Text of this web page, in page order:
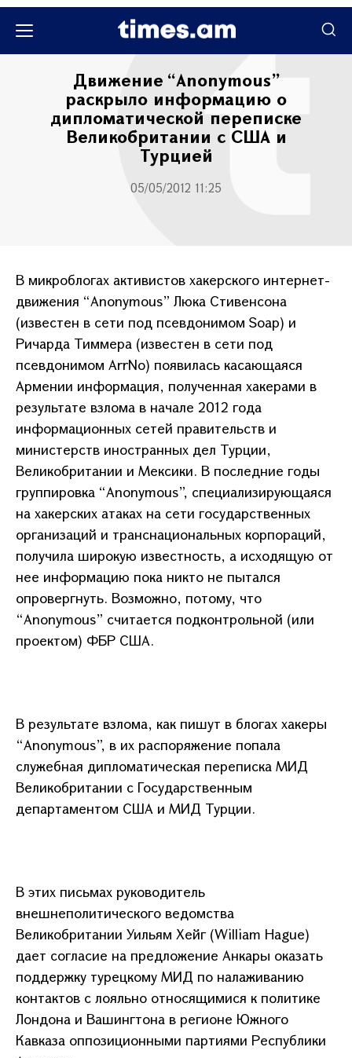
Движение “Anonymous”
раскрыло информацию о
дипломатической переписке
Великобритании с США и
Турцией
05/05/2012 11:25
В микроблогах активистов хакерского интернет-
движения “Anonymous” Люка Стивенсона
(известен в сети под псевдонимом Soap) и
Ричарда Тиммера (известен в сети под
псевдонимом ArrNo) появилась касающаяся
Армении информация, полученная хакерами в
результате взлома в начале 2012 года
информационных сетей правительств и
министерств иностранных дел Турции,
Великобритании и Мексики. В последние годы
группировка “Anonymous”, специализирующаяся
на хакерских атаках на сети государственных
организаций и транснациональных корпораций,
получила широкую известность, а исходящую от
нее информацию пока никто не пытался
опровергнуть. Возможно, потому, что
“Anonymous” считается подконтрольной (или
проектом) ФБР США.
В результате взлома, как пишут в блогах хакеры
“Anonymous”, в их распоряжение попала
служебная дипломатическая переписка МИД
Великобритании с Государственным
департаментом США и МИД Турции.
В этих письмах руководитель
внешнеполитического ведомства
Великобритании Уильям Хейг (William Hague)
дает согласие на предложение Анкары оказать
поддержку турецкому МИД по налаживанию
контактов с лояльно относящимися к политике
Лондона и Вашингтона в регионе Южного
Кавказа оппозиционными партиями Республики